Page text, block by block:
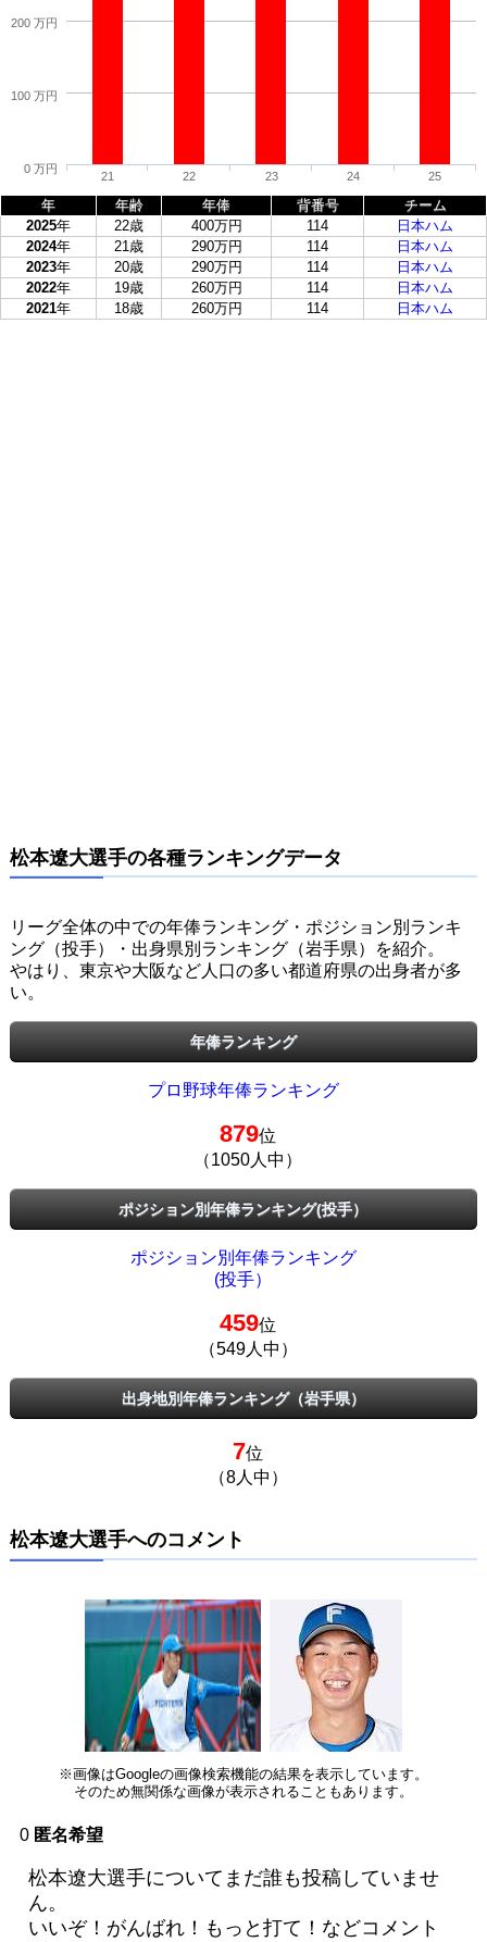
21 22 23 24 25
0 万円
100 万円
200 万円
年 年齢 年俸 背番号
チーム
2025年 22歳 400万円 114
日本ハム
2024年 21歳 290万円 114
日本ハム
2023年 20歳 290万円 114
日本ハム
2022年 19歳 260万円 114
日本ハム
2021年 18歳 260万円 114 日本ハム
松本遼大選手の各種ランキングデータ
リーグ全体の中での年俸ランキング・ポジション別ランキ
ング（投手）・出身県別ランキング（岩手県）を紹介。
やはり、東京や大阪など人口の多い都道府県の出身者が多
い。
年俸ランキング
プロ野球年俸ランキング
879位
（1050人中）
ポジション別年俸ランキング(投手）
ポジション別年俸ランキング
(投手）
459位
（549人中）
出身地別年俸ランキング（岩手県）
7位
（8人中）
松本遼大選手へのコメント
※画像はGoogleの画像検索機能の結果を表示しています。
そのため無関係な画像が表示されることもあります。
0 匿名希望
松本遼大選手についてまだ誰も投稿していませ
ん。
いいぞ！がんばれ！もっと打て！などコメント